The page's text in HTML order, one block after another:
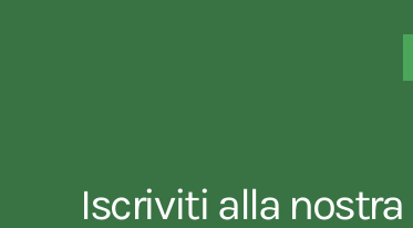
Iscriviti alla nostra